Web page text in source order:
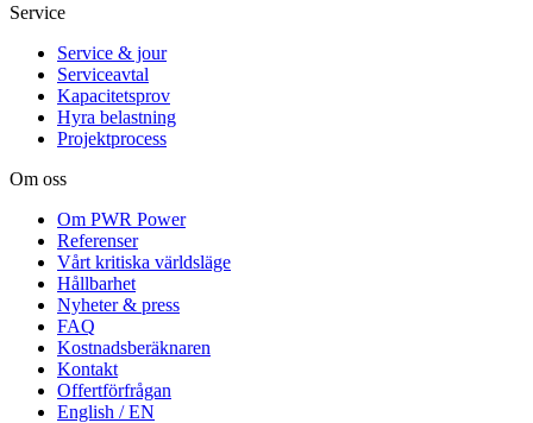
Service
Service & jour
Serviceavtal
Kapacitetsprov
Hyra belastning
Projektprocess
Om oss
Om PWR Power
Referenser
Vårt kritiska världsläge
Hållbarhet
Nyheter & press
FAQ
Kostnadsberäknaren
Kontakt
Offertförfrågan
English / EN